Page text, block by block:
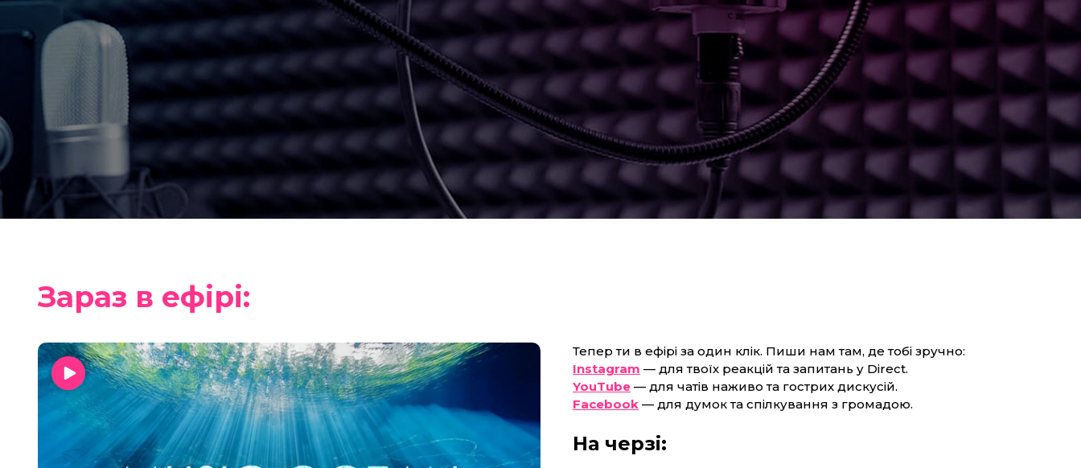
Зараз в ефірі:
Тепер ти в ефірі за один клік. Пиши нам там, де тобі зручно:
Instagram — для твоїх реакцій та запитань у Direct.
YouTube — для чатів наживо та гострих дискусій.
Facebook — для думок та спілкування з громадою.
На черзі: